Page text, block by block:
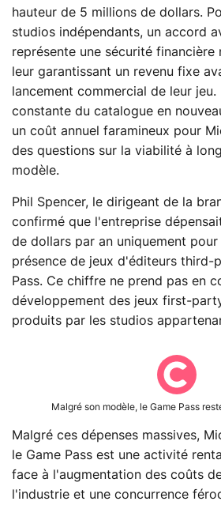
hauteur de 5 millions de dollars.
studios indépendants, un accord
représente une sécurité financière
leur garantissant un revenu fixe
lancement commercial de leur
constante du catalogue en
un coût annuel faramineux pour
des questions sur la viabilité à
modèle.
Phil Spencer, le dirigeant de la
confirmé que l'entreprise
de dollars par an uniquement pour
présence de jeux d'éditeurs third-
Pass. Ce chiffre ne prend pas en
développement des jeux first-
produits par les studios
Malgré son modèle, le Game Pass
Malgré ces dépenses massives,
le Game Pass est une activité
face à l'augmentation des coûts
l'industrie et une concurrence